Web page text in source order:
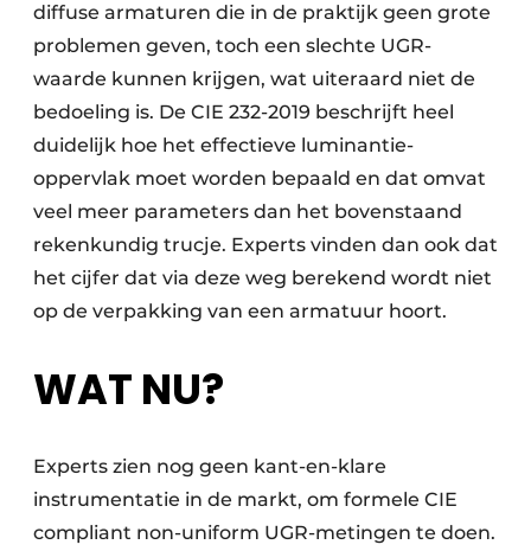
diffuse armaturen die in de praktijk geen grote
problemen geven, toch een slechte UGR-
waarde kunnen krijgen, wat uiteraard niet de
bedoeling is. De CIE 232-2019 beschrijft heel
duidelijk hoe het effectieve luminantie-
oppervlak moet worden bepaald en dat omvat
veel meer parameters dan het bovenstaand
rekenkundig trucje. Experts vinden dan ook dat
het cijfer dat via deze weg berekend wordt niet
op de verpakking van een armatuur hoort.
WAT NU?
Experts zien nog geen kant-en-klare
instrumentatie in de markt, om formele CIE
compliant non-uniform UGR-metingen te doen.